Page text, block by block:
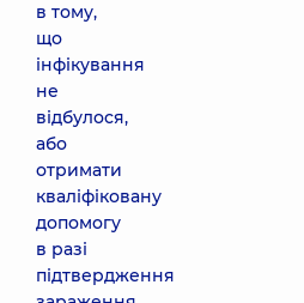
в тому,
що
інфікування
не
відбулося,
або
отримати
кваліфіковану
допомогу
в разі
підтвердження